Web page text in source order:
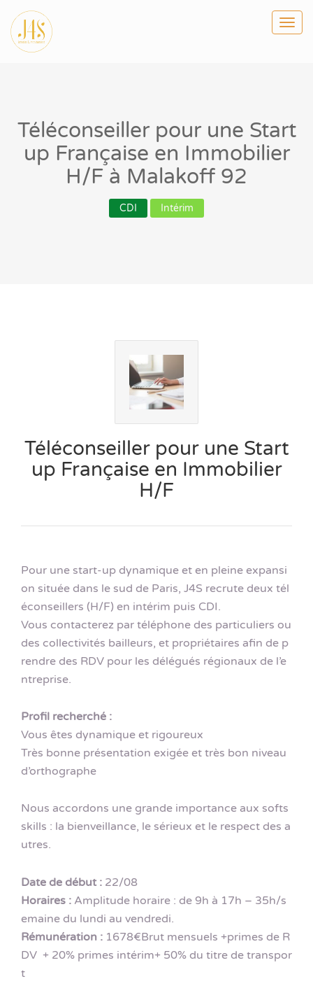
Téléconseiller pour une Start
up Française en Immobilier
H/F à Malakoff 92
CDI Intérim
Téléconseiller pour une Start
up Française en Immobilier
H/F
Pour une start-up dynamique et en pleine expansi
on située dans le sud de Paris, J4S recrute deux tél
éconseillers (H/F) en intérim puis CDI.
Vous contacterez par téléphone des particuliers ou
des collectivités bailleurs, et propriétaires afin de p
rendre des RDV pour les délégués régionaux de l’e
ntreprise.
Profil recherché :
Vous êtes dynamique et rigoureux
Très bonne présentation exigée et très bon niveau
d’orthographe
Nous accordons une grande importance aux softs
skills : la bienveillance, le sérieux et le respect des a
utres.
Date de début : 22/08
Horaires : Amplitude horaire : de 9h à 17h – 35h/s
emaine du lundi au vendredi.
Rémunération : 1678€Brut mensuels +primes de R
DV + 20% primes intérim+ 50% du titre de transpor
t